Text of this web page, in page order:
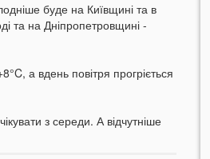
буде на Київщині та в
та на Дніпропетровщині -
а вдень повітря прогріється
з середи. А відчутніше